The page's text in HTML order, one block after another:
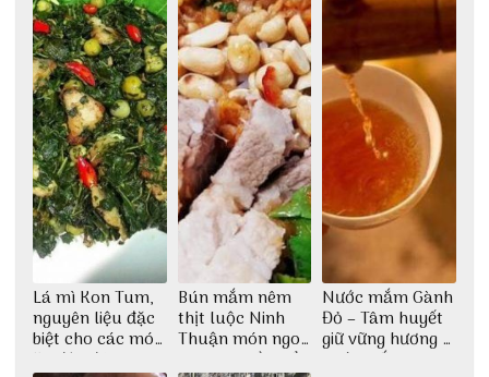
Lá mì Kon Tum,
nguyên liệu đặc
biệt cho các món
ăn độc đáo
Bún mắm nêm
thịt luộc Ninh
Thuận món ngon
dân dã miền biển
Nước mắm Gành
Đỏ – Tâm huyết
giữ vững hương vị
nước mắm sau